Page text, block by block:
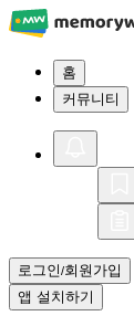
홈
커뮤니티
로그인/회원가입
앱 설치하기